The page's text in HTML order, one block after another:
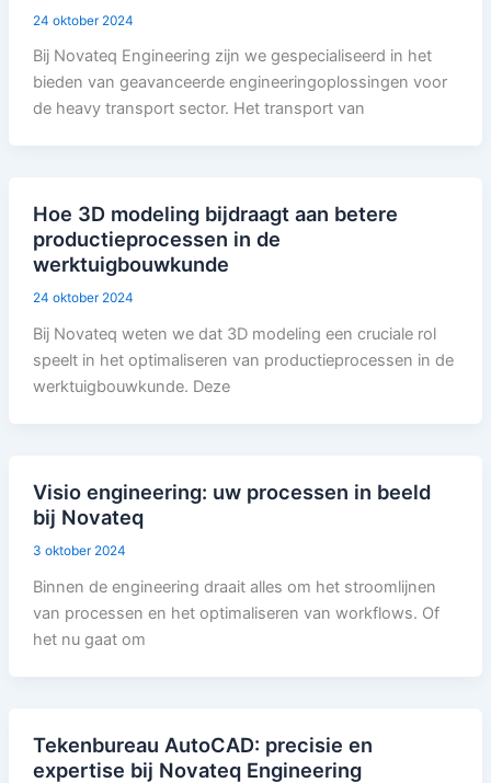
24 oktober 2024
Bij Novateq Engineering zijn we gespecialiseerd in het
bieden van geavanceerde engineeringoplossingen voor
de heavy transport sector. Het transport van
Hoe 3D modeling bijdraagt aan betere
productieprocessen in de
werktuigbouwkunde
24 oktober 2024
Bij Novateq weten we dat 3D modeling een cruciale rol
speelt in het optimaliseren van productieprocessen in de
werktuigbouwkunde. Deze
Visio engineering: uw processen in beeld
bij Novateq
3 oktober 2024
Binnen de engineering draait alles om het stroomlijnen
van processen en het optimaliseren van workflows. Of
het nu gaat om
Tekenbureau AutoCAD: precisie en
expertise bij Novateq Engineering